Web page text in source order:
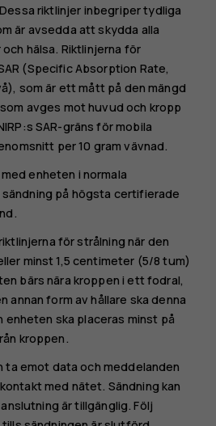
riktlinjer inbegriper tydliga
är avsedda att skydda alla
hälsa. Riktlinjerna för
(Specific Absorption Rate,
som är ett mått på den mängd
avges mot huvud och kropp
SAR-gräns för mobila
per 10 gram vävnad.
enheten i normala
på högsta certifierade
för strålning när den
minst 1,5 centimeter (5/8 tum)
bärs nära kroppen i ett fodral,
annan form av hållare ska denna
enheten ska placeras minst på
kroppen.
ta emot data och meddelanden
med nätet. Sändning kan
är tillgänglig. Följ